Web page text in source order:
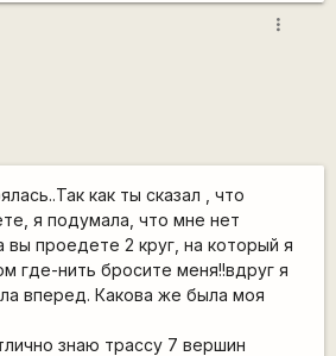
more_vert
как ты сказал , что
, я подумала, что мне нет
вы проедете 2 круг, на который я
где-нить бросите меня!!вдруг я
вперед. Какова же была моя
знаю трассу 7 вершин